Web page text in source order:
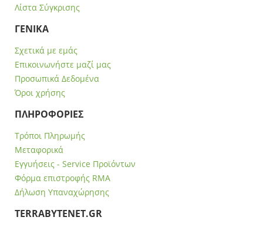
Λίστα Σύγκρισης
ΓΕΝΙΚΑ
Σχετικά με εμάς
Επικοινωνήστε μαζί μας
Προσωπικά Δεδομένα
Όροι χρήσης
ΠΛΗΡΟΦΟΡΙΕΣ
Τρόποι Πληρωμής
Μεταφορικά
Εγγυήσεις - Service Προϊόντων
Φόρμα επιστροφής RMA
Δήλωση Υπαναχώρησης
ΤERRABYTENET.GR